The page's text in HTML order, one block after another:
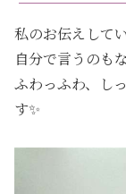
私のお伝えして
自分で言うのも
ふわっふわ、し
す✨